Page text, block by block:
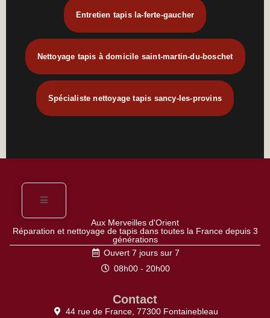
Entretien tapis la-ferte-gaucher
Nettoyage tapis à domicile saint-martin-du-boschet
Spécialiste nettoyage tapis sancy-les-provins
Aux Merveilles d'Orient
Réparation et nettoyage de tapis dans toutes la France depuis 3
générations
Ouvert 7 jours sur 7
08h00 - 20h00
Contact
44 rue de France, 77300 Fontainebleau